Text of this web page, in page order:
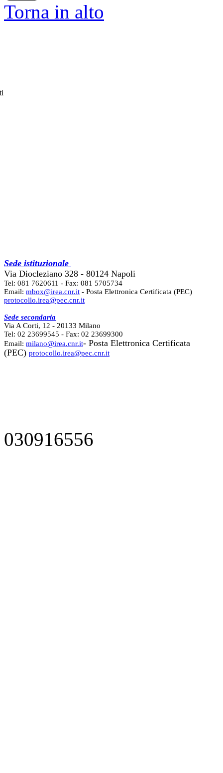
Torna in alto
Sede istituzionale
Via Diocleziano 328 - 80124 Napoli
Tel: 081 7620611 - Fax: 081 5705734
Email: mbox@irea.cnr.it - Posta Elettronica Certificata (PEC)
protocollo.irea@pec.cnr.it
Sede secondaria
Via A Corti, 12 - 20133 Milano
Tel: 02 23699545 - Fax: 02 23699300
Email: milano@irea.cnr.it- Posta Elettronica Certificata
(PEC) protocollo.irea@pec.cnr.it
030916556